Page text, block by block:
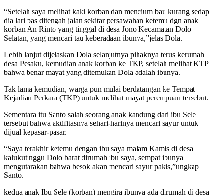
“Setelah saya melihat kaki korban dan mencium bau kurang sedap
dia lari pas ditengah jalan sekitar persawahan ketemu dgn anak
korban An Rinto yang tinggal di desa Jono Kecamatan Dolo
Selatan, yang mencari tau keberadaan ibunya,”jelas Dola.
Lebih lanjut dijelaskan Dola selanjutnya pihaknya terus kerumah
desa Pesaku, kemudian anak korban ke TKP, setelah melihat KTP
bahwa benar mayat yang ditemukan Dola adalah ibunya.
Tak lama kemudian, warga pun mulai berdatangan ke Tempat
Kejadian Perkara (TKP) untuk melihat mayat perempuan tersebut.
Sementara itu Santo salah seorang anak kandung dari ibu Sele
tersebut bahwa aktifitasnya sehari-harinya mencari sayur untuk
dijual kepasar-pasar.
“Saya terakhir ketemu dengan ibu saya malam Kamis di desa
kalukutinggu Dolo barat dirumah ibu saya, sempat ibunya
mengutarakan bahwa besok akan mencari sayur pakis,”ungkap
Santo.
kedua anak Ibu Sele (korban) mengira ibunya ada dirumah di desa